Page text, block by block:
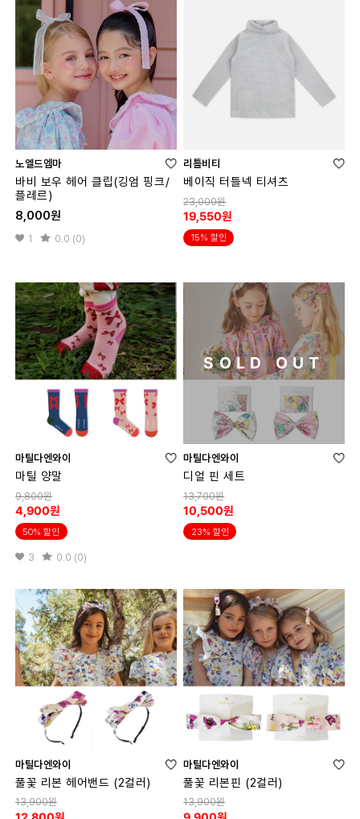
노엘드엠마
바비 보우 헤어 클립(깅엄 핑크/
플레르)
8,000원
1 0.0 (0)
리틀비티
베이직 터틀넥 티셔츠
23,000원
19,550원
15% 할인
마틸다엔와이
마틸 양말
9,800원
4,900원
50% 할인
3 0.0 (0)
SOLD OUT
마틸다엔와이
디얼 핀 세트
13,700원
10,500원
23% 할인
마틸다엔와이
풀꽃 리본 헤어밴드 (2컬러)
13,900원
마틸다엔와이
풀꽃 리본핀 (2컬러)
13,900원